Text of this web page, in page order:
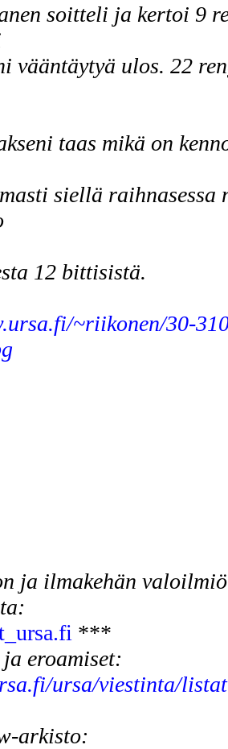
soitteli ja kertoi 9
vääntäytyä ulos. 22
taas mikä on
siellä raihnasessa
12 bittisistä.
~riikonen/30-
ja ilmakehän
***
eroamiset:
ursa/viestinta/
arkisto: